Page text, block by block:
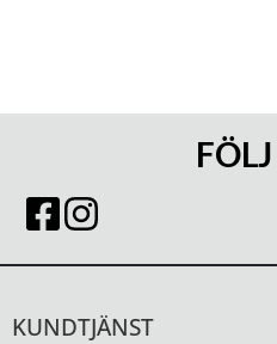
KUNDTJÄNST